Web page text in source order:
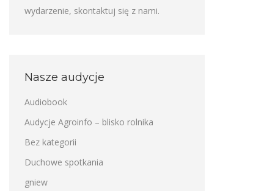
wydarzenie, skontaktuj się z nami.
Nasze audycje
Audiobook
Audycje Agroinfo – blisko rolnika
Bez kategorii
Duchowe spotkania
gniew